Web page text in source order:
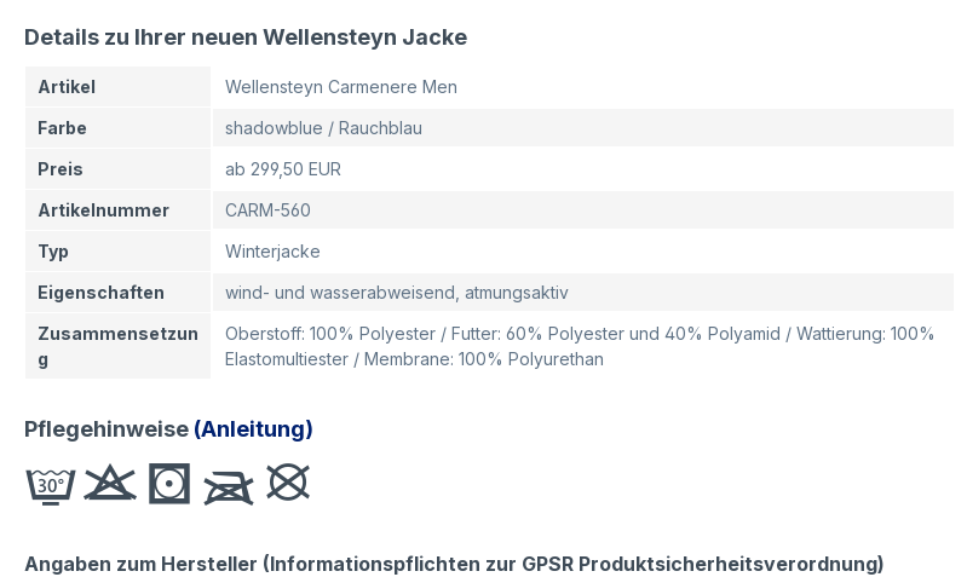
Details zu Ihrer neuen Wellensteyn Jacke
Artikel
Wellensteyn Carmenere Men
Farbe
shadowblue / Rauchblau
Preis
ab 299,50 EUR
Artikelnummer
CARM-560
Typ
Winterjacke
Eigenschaften
wind- und wasserabweisend, atmungsaktiv
Zusammensetzun
g
Oberstoff: 100% Polyester / Futter: 60% Polyester und 40% Polyamid / Wattierung: 100%
Elastomultiester / Membrane: 100% Polyurethan
Pflegehinweise (Anleitung)
Angaben zum Hersteller (Informationspflichten zur GPSR Produktsicherheitsverordnung)